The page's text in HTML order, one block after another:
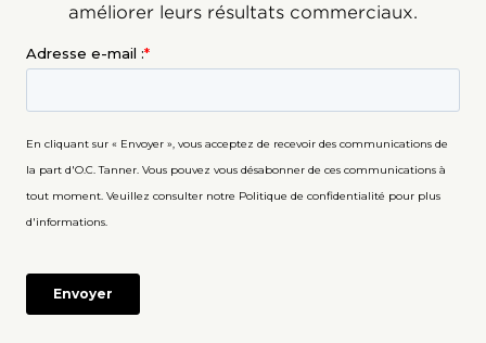
améliorer leurs résultats commerciaux.